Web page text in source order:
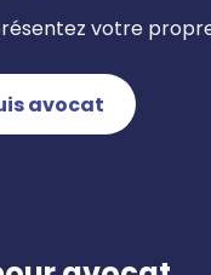
votre
avocat